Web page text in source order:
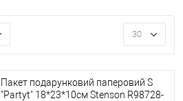
30
Пакет подарунковий паперовий S
"Partyt" 18*23*10см Stenson R98728-